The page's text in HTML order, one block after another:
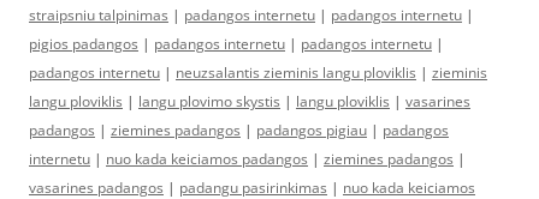
straipsniu talpinimas | padangos internetu | padangos internetu |
pigios padangos | padangos internetu | padangos internetu |
padangos internetu | neuzsalantis zieminis langu ploviklis | zieminis
langu ploviklis | langu plovimo skystis | langu ploviklis | vasarines
padangos | ziemines padangos | padangos pigiau | padangos
internetu | nuo kada keiciamos padangos | ziemines padangos |
vasarines padangos | padangu pasirinkimas | nuo kada keiciamos